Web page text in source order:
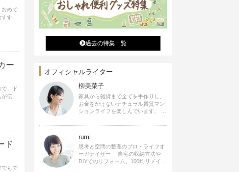
おめで
すめ
ー
、ド
伝わ
ド
でもで
過去の特集一覧
オフィシャルライター
柳美菜子
家具から雑貨まで全てを手作りし、
お金をかけないナチュラル賃貸マン
ションライフを楽しんでいます。 ハ
る著書も出版、また様々なメディア
でも執筆しています。
rumi
思考と空間の整理のプロ・ライフオ
ーガナイザー 自宅の収納方法や
DIYでのリフォーム、100均リメイク